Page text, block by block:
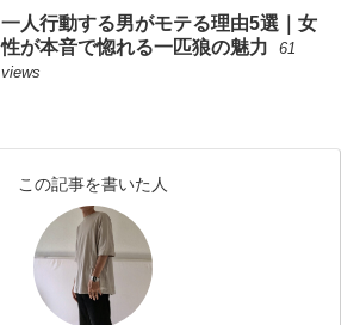
一人行動する男がモテる理由5選｜女
性が本音で惚れる一匹狼の魅力
61
views
この記事を書いた人